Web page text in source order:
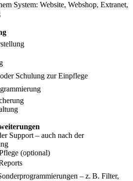
System: Website, Webshop, Extranet,
Schulung zur Einpflege
Support – auch nach der
(optional)
– z. B. Filter,